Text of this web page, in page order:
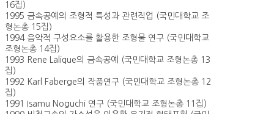
16집)
1995 금속공예의 조형적 특성과 관련직업 (국민대학교 조
형논총 15집)
1994 음악적 구성요소를 활용한 조형물 연구 (국민대학교
조형논총 14집)
1993 Rene Lalique의 금속공예 (국민대학교 조형논총 13
집)
1992 Karl Faberge의 작품연구 (국민대학교 조형논총 12
집)
1991 Isamu Noguchi 연구 (국민대학교 조형논총 11집)